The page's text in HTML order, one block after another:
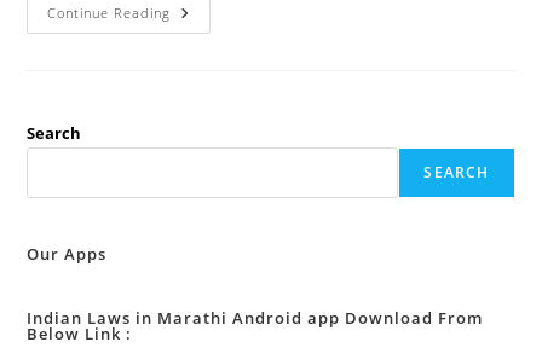
Continue Reading Constitution
अनुच्छेद
(निगमन)
Search
SEARCH
Our Apps
Indian Laws in Marathi Android app Download From
Below Link :